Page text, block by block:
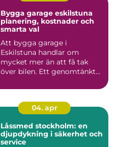
Bygga garage eskilstuna
planering, kostnader och
smarta val
Att bygga garage i
Eskilstuna handlar om
mycket mer än att få tak
över bilen. Ett genomtänkt
04. apr
Låssmed stockholm: en
djupdykning i säkerhet och
service